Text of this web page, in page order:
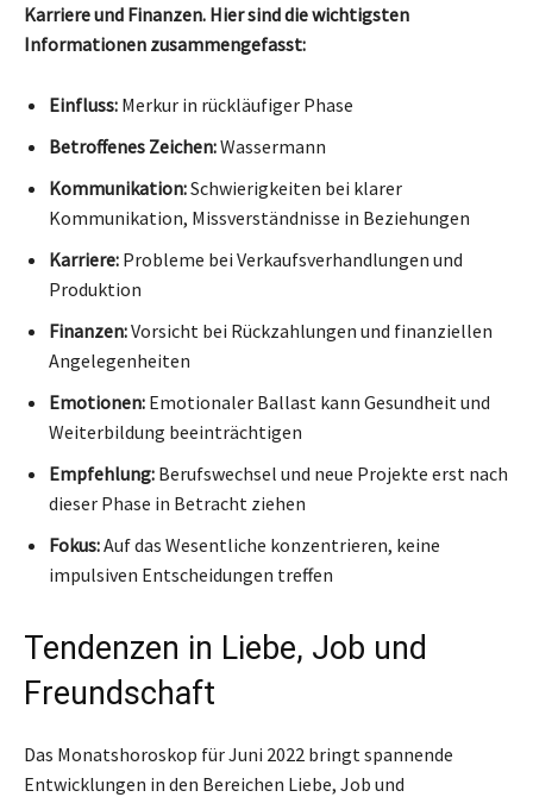
Karriere und Finanzen. Hier sind die wichtigsten
Informationen zusammengefasst:
Einfluss: Merkur in rückläufiger Phase
Betroffenes Zeichen:Wassermann
Kommunikation:Schwierigkeiten bei klarer
Kommunikation, Missverständnisse in Beziehungen
Karriere: Probleme bei Verkaufsverhandlungen und
Produktion
Finanzen:Vorsicht bei Rückzahlungen und finanziellen
Angelegenheiten
Emotionen: Emotionaler Ballast kann Gesundheit und
Weiterbildung beeinträchtigen
Empfehlung: Berufswechsel und neue Projekte erst nach
dieser Phase in Betracht ziehen
Fokus:Auf das Wesentliche konzentrieren, keine
impulsiven Entscheidungen treffen
Tendenzen in Liebe, Job und
Freundschaft
Das Monatshoroskop für Juni 2022 bringt spannende
Entwicklungen in den Bereichen Liebe, Job und